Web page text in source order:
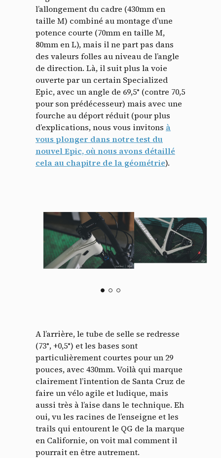
l’allongement du cadre (430mm en
taille M) combiné au montage d’une
potence courte (70mm en taille M,
80mm en L), mais il ne part pas dans
des valeurs folles au niveau de l’angle
de direction. Là, il suit plus la voie
ouverte par un certain Specialized
Epic, avec un angle de 69,5° (contre 70,5
pour son prédécesseur) mais avec une
fourche au déport réduit (pour plus
d’explications, nous vous invitons à
vous plonger dans notre test du
nouvel Epic, où nous avons détaillé
cela au chapitre de la géométrie).
A l’arrière, le tube de selle se redresse
(73°, +0,5°) et les bases sont
particulièrement courtes pour un 29
pouces, avec 430mm. Voilà qui marque
clairement l’intention de Santa Cruz de
faire un vélo agile et ludique, mais
aussi très à l’aise dans le technique. Eh
oui, vu les racines de l’enseigne et les
trails qui entourent le QG de la marque
en Californie, on voit mal comment il
pourrait en être autrement.